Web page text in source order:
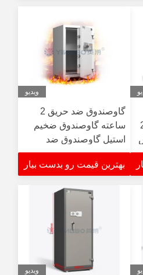
نشانی 2
ویدیو
گاوصندوق ضد حریق 2
ساعته گاوصندوق ضخیم
استیل گاوصندوق ضد
سرقت گاوصندوق
بهترین قیمت رو بدست بیار
ویدیو